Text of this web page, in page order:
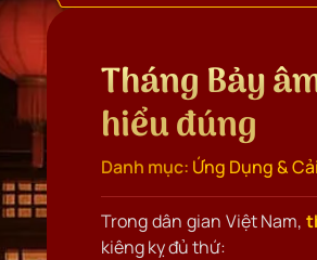
Tháng Bảy
hiểu đúng
Danh mục: Ứng Dụng &
Trong dân gian Việt Nam,
kiêng kỵ đủ thứ: